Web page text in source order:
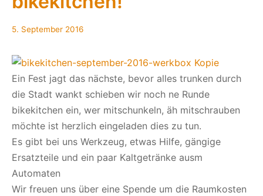
5. September 2016
Ein Fest jagt das nächste, bevor alles trunken durch
die Stadt wankt schieben wir noch ne Runde
bikekitchen ein, wer mitschunkeln, äh mitschrauben
möchte ist herzlich eingeladen dies zu tun.
Es gibt bei uns Werkzeug, etwas Hilfe, gängige
Ersatzteile und ein paar Kaltgetränke ausm
Automaten
Wir freuen uns über eine Spende um die Raumkosten